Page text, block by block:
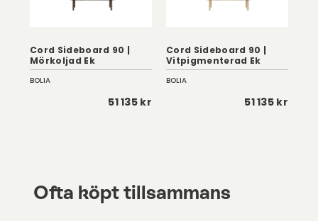
Cord Sideboard 90 |
Mörkoljad Ek
BOLIA
51 135 kr
Cord Sideboard 90 |
Vitpigmenterad Ek
BOLIA
51 135 kr
Ofta köpt tillsammans